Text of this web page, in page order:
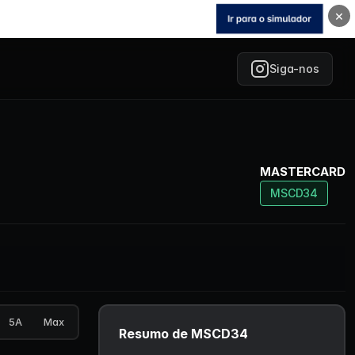
×
Siga-nos
MASTERCARD
MSCD34
5A Max
Resumo de MSCD34